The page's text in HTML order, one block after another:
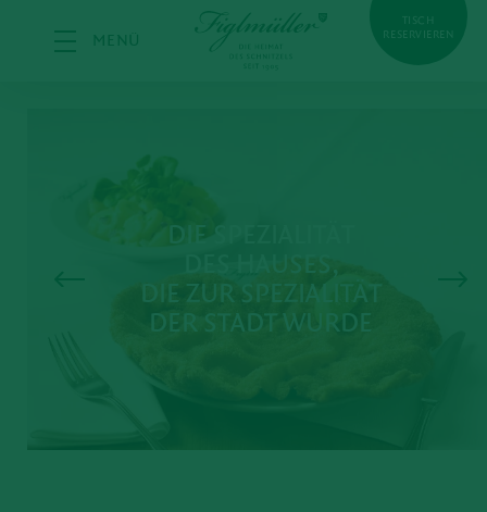
MENÜ
TISCH
RESERVIEREN
DIE SPEZIALITÄT
DES HAUSES,
DIE ZUR SPEZIALITÄT
DER STADT WURDE